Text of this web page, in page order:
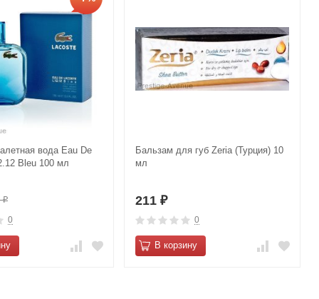
вода Eau De
Bleu 100 мл
₽
0
Бальзам для губ Zeria (Турция) 10
мл
211 ₽
0
В корзину